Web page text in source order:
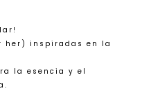
her) inspiradas en la
la esencia y el